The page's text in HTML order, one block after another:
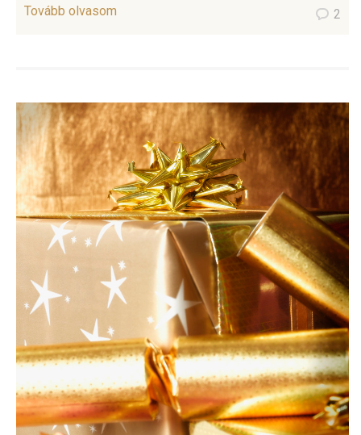
Tovább olvasom 2